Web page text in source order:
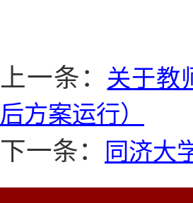
上一条： 关于教
后方案运行）
下一条： 同济大